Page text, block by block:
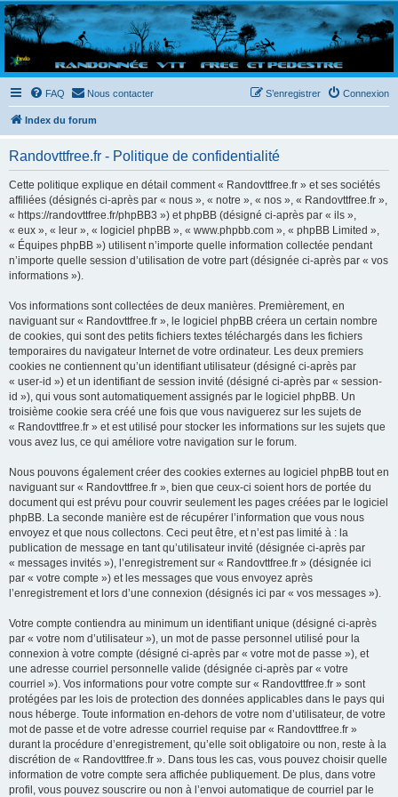
Randovttfree.fr
Bienvenue sur le site des randos vtt et pédestre de Bretagne . Bonne navigation sur le site
et bonnes randos dans l'Ouest !
FAQ Nous contacter Connexion
S’enregistrer
Index du forum
Randovttfree.fr - Politique de confidentialité
Cette politique explique en détail comment « Randovttfree.fr » et ses sociétés
affiliées (désignés ci-après par « nous », « notre », « nos », « Randovttfree.fr »,
« https://randovttfree.fr/phpBB3 ») et phpBB (désigné ci-après par « ils »,
« eux », « leur », « logiciel phpBB », « www.phpbb.com », « phpBB Limited »,
« Équipes phpBB ») utilisent n’importe quelle information collectée pendant
n’importe quelle session d’utilisation de votre part (désignée ci-après par « vos
informations »).
Vos informations sont collectées de deux manières. Premièrement, en
naviguant sur « Randovttfree.fr », le logiciel phpBB créera un certain nombre
de cookies, qui sont des petits fichiers textes téléchargés dans les fichiers
temporaires du navigateur Internet de votre ordinateur. Les deux premiers
cookies ne contiennent qu’un identifiant utilisateur (désigné ci-après par
« user-id ») et un identifiant de session invité (désigné ci-après par « session-
id »), qui vous sont automatiquement assignés par le logiciel phpBB. Un
troisième cookie sera créé une fois que vous naviguerez sur les sujets de
« Randovttfree.fr » et est utilisé pour stocker les informations sur les sujets que
vous avez lus, ce qui améliore votre navigation sur le forum.
Nous pouvons également créer des cookies externes au logiciel phpBB tout en
naviguant sur « Randovttfree.fr », bien que ceux-ci soient hors de portée du
document qui est prévu pour couvrir seulement les pages créées par le logiciel
phpBB. La seconde manière est de récupérer l’information que vous nous
envoyez et que nous collectons. Ceci peut être, et n’est pas limité à : la
publication de message en tant qu’utilisateur invité (désignée ci-après par
« messages invités »), l’enregistrement sur « Randovttfree.fr » (désignée ici
par « votre compte ») et les messages que vous envoyez après
l’enregistrement et lors d’une connexion (désignés ici par « vos messages »).
Votre compte contiendra au minimum un identifiant unique (désigné ci-après
par « votre nom d’utilisateur »), un mot de passe personnel utilisé pour la
connexion à votre compte (désigné ci-après par « votre mot de passe »), et
une adresse courriel personnelle valide (désignée ci-après par « votre
courriel »). Vos informations pour votre compte sur « Randovttfree.fr » sont
protégées par les lois de protection des données applicables dans le pays qui
nous héberge. Toute information en-dehors de votre nom d’utilisateur, de votre
mot de passe et de votre adresse courriel requise par « Randovttfree.fr »
durant la procédure d’enregistrement, qu’elle soit obligatoire ou non, reste à la
discrétion de « Randovttfree.fr ». Dans tous les cas, vous pouvez choisir quelle
information de votre compte sera affichée publiquement. De plus, dans votre
profil, vous pouvez souscrire ou non à l’envoi automatique de courriel par le